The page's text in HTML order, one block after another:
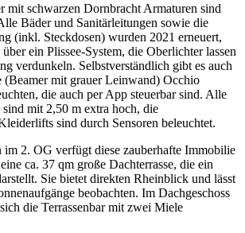
mit schwarzen Dornbracht Armaturen sind
Bäder und Sanitärleitungen sowie die
(inkl. Steckdosen) wurden 2021 erneuert,
ein Plissee-System, die Oberlichter lassen
verdunkeln. Selbstverständlich gibt es auch
(Beamer mit grauer Leinwand) Occhio
die auch per App steuerbar sind. Alle
mit 2,50 m extra hoch, die
sind durch Sensoren beleuchtet.
im 2. OG verfügt diese zauberhafte Immobilie
ca. 37 qm große Dachterrasse, die ein
Sie bietet direkten Rheinblick und lässt
beobachten. Im Dachgeschoss
die Terrassenbar mit zwei Miele